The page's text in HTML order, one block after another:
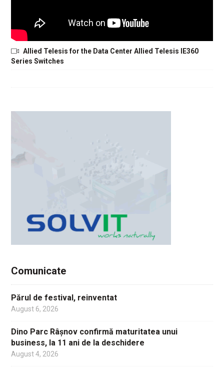
Allied Telesis for the Data Center Allied Telesis IE360
Series Switches
Comunicate
Părul de festival, reinventat
August 6, 2026
Dino Parc Râșnov confirmă maturitatea unui
business, la 11 ani de la deschidere
August 4, 2026